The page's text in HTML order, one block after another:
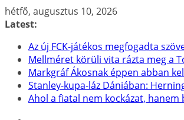
Skip
to
hétfő, augusztus 10, 2026
Latest:
Az új FCK-játékos megfogadta
Mellméret körüli vita rázta meg a
Markgráf Ákosnak éppen abban
Stanley-kupa-láz Dániában:
Ahol a fiatal nem kockázat,